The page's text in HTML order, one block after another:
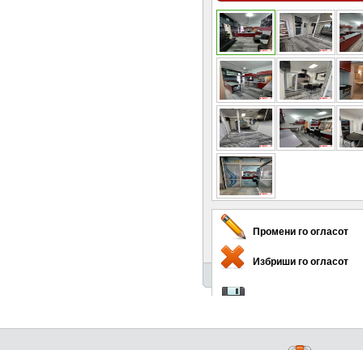
Промени го огласот
Избриши го огласот